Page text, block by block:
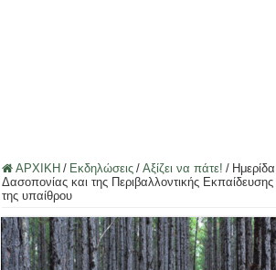
ΑΡΧΙΚΗ / Εκδηλώσεις / Αξίζει να πάτε! /
Δασοπονίας και της Περιβαλλοντικής
της υπαίθρου